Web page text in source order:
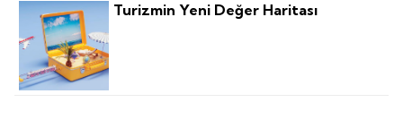
Turizmin Yeni Değer Haritası